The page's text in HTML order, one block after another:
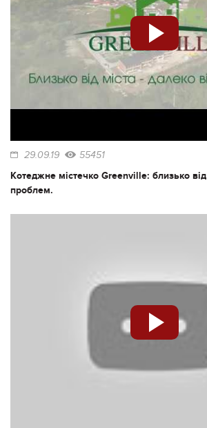
29.09.19 55451
Котеджне містечко Greenville: близько
проблем.